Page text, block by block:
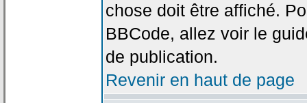
chose doit être affiché.
BBCode, allez voir le
de publication.
Revenir en haut de page